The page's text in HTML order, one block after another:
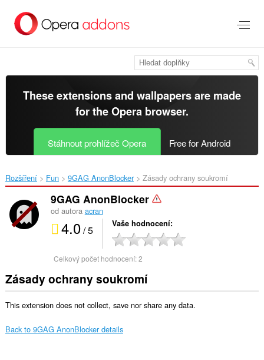
přímo
These extensions and wallpapers are made
for theOpera browser.
Stáhnout prohlížeč Opera Free for Android
Rozšíření Fun 9GAG AnonBlocker‎ Zásady ochrany soukromí
9GAG AnonBlocker
od autora acran
4.0/ 5 Vaše hodnocení
Celkový počet hodnocení:2
Zásady ochrany soukromí
This extension does not collect, save nor share any data.
Back to 9GAG AnonBlocker details